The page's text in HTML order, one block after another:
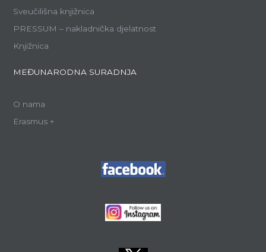
Sveučilišna knjižnica
PRESSUM – nakladnička djelatnost
Knjižnica
MEĐUNARODNA SURADNJA
O nama
Erasmus +